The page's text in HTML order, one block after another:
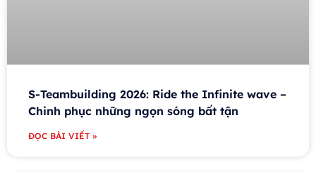
S-Teambuilding 2026: Ride the Infinite wave –
Chinh phục những ngọn sóng bất tận
ĐỌC BÀI VIẾT »